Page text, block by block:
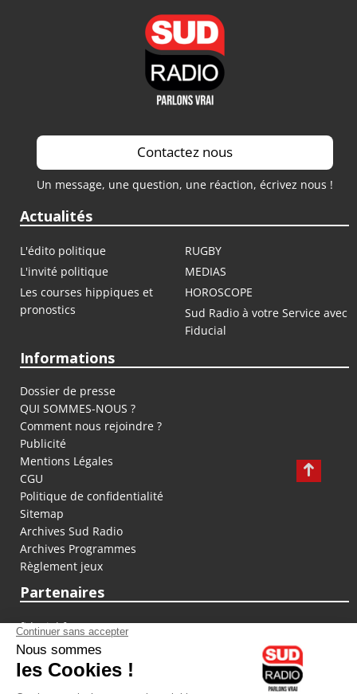
Contactez nous
Un message, une question, une réaction, écrivez nous !
Actualités
L'édito politique
RUGBY
L'invité politique
MEDIAS
Les courses hippiques et
pronostics
HOROSCOPE
Sud Radio à votre Service avec
Fiducial
Informations
Dossier de presse
QUI SOMMES-NOUS ?
Comment nous rejoindre ?
Publicité
Mentions Légales
CGU
Politique de confidentialité
Sitemap
Archives Sud Radio
Archives Programmes
Règlement jeux
Partenaires
fiducial.fr
lyoncapitale.fr
olympique-et-lyonnais.com